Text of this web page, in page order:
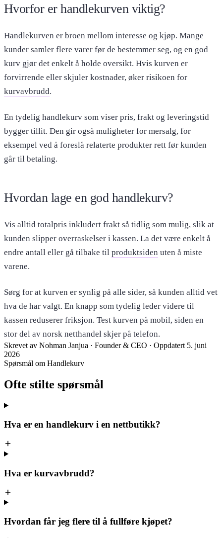
Hvorfor er handlekurven viktig?
Handlekurven er broen mellom interesse og kjøp. Mange
kunder samler flere varer før de bestemmer seg, og en god
kurv gjør det enkelt å holde oversikt. Hvis kurven er
forvirrende eller skjuler kostnader, øker risikoen for
kurvavbrudd.
En tydelig handlekurv som viser pris, frakt og leveringstid
bygger tillit. Den gir også muligheter for mersalg, for
eksempel ved å foreslå relaterte produkter rett før kunden
går til betaling.
Hvordan lage en god handlekurv?
Vis alltid totalpris inkludert frakt så tidlig som mulig, slik at
kunden slipper overraskelser i kassen. La det være enkelt å
endre antall eller gå tilbake til produktsiden uten å miste
varene.
Sørg for at kurven er synlig på alle sider, så kunden alltid vet
hva de har valgt. En knapp som tydelig leder videre til
kassen reduserer friksjon. Test kurven på mobil, siden en
stor del av norsk netthandel skjer på telefon.
Skrevet av Nohman Janjua · Founder & CEO · Oppdatert 5. juni
2026
Spørsmål om Handlekurv
Ofte stilte spørsmål
Hva er en handlekurv i en nettbutikk?
Hva er kurvavbrudd?
Hvordan får jeg flere til å fullføre kjøpet?